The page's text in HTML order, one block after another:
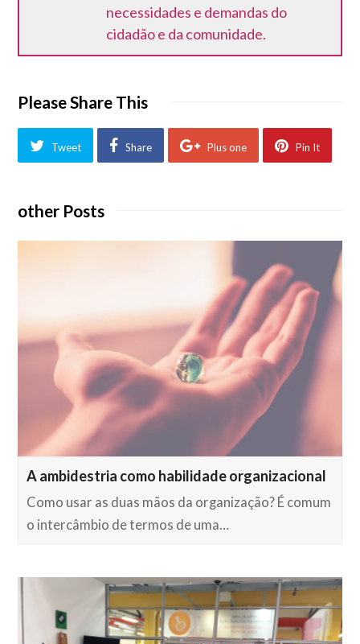
necessidades e demandas do
cidadão e da comunidade.
Please Share This
Tweet Share Plus one Pin It
other Posts
A ambidestria como habilidade organizacional
Como usar as duas mãos da organização? É comum
o intercâmbio de termos de uma…